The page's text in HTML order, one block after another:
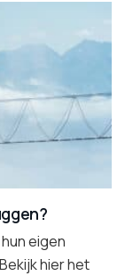
eigen
hier het